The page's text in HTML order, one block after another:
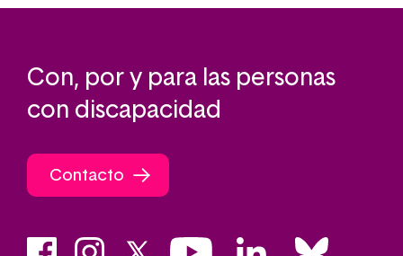
Con, por y para las personas
con discapacidad
Contacto